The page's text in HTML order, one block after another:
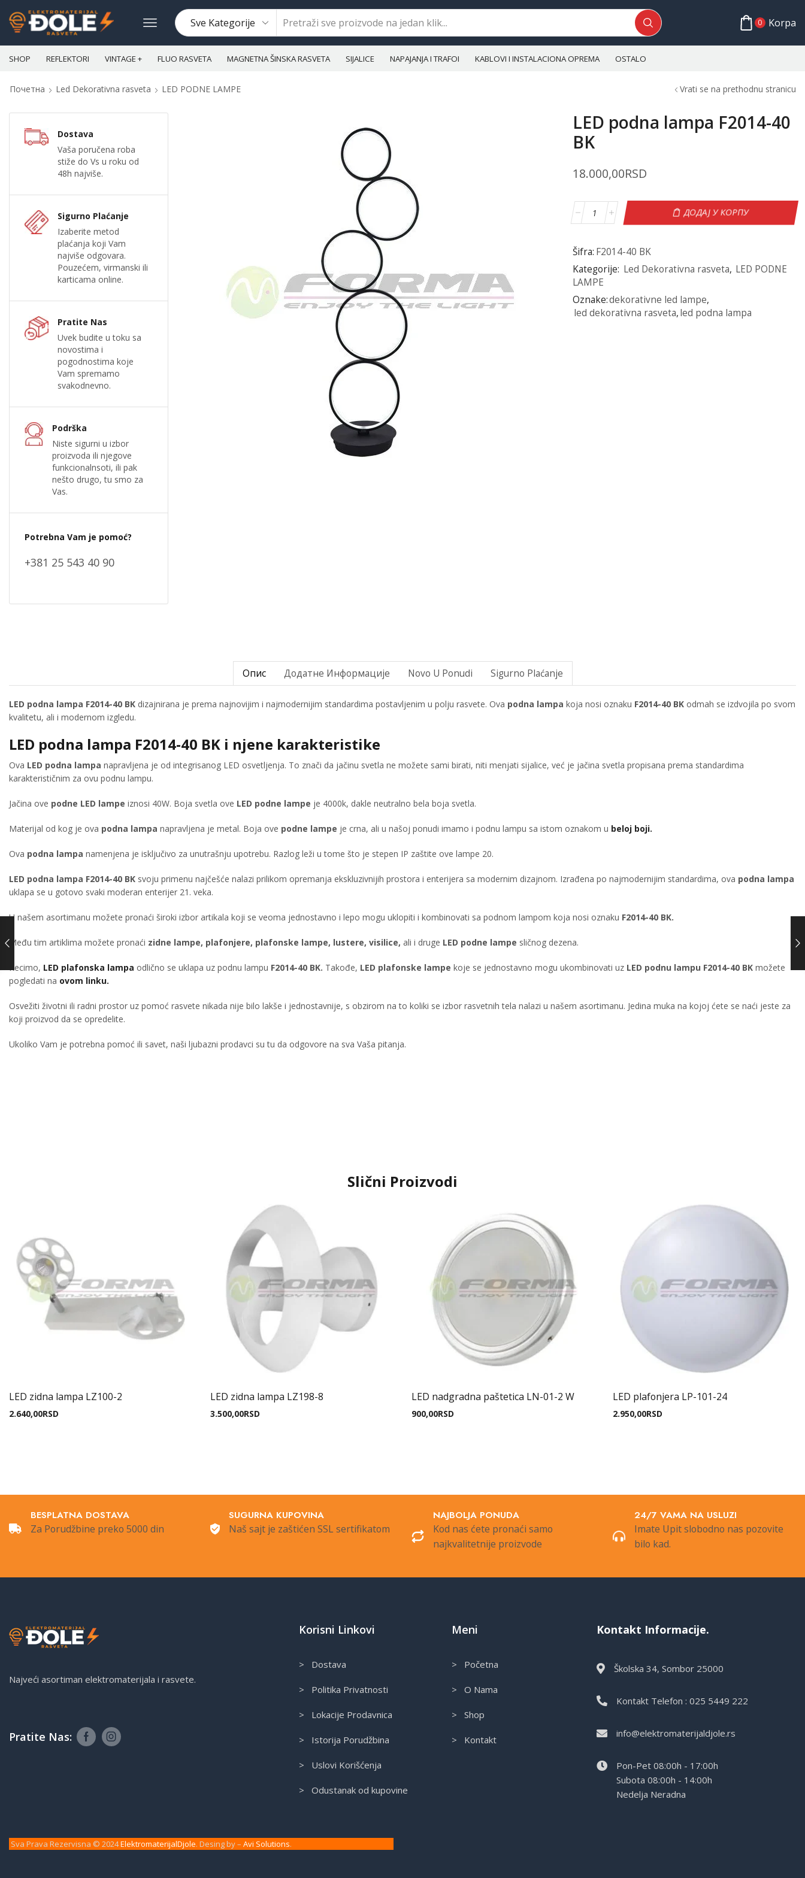
0 Korpa
SHOP REFLEKTORI VINTAGE + FLUO RASVETA MAGNETNA ŠINSKA RASVETA SIJALICE NAPAJANJA I TRAFOI KABLOVI I INSTALACIONA OPREMA OSTALO
Почетна Led Dekorativna rasveta LED PODNE LAMPE Vrati se na prethodnu stranicu
Dostava
Vaša poručena roba
stiže do Vs u roku od
48h najviše.
Sigurno Plaćanje
Izaberite metod
plaćanja koji Vam
najviše odgovara.
Pouzećem, virmanski ili
karticama online.
Pratite Nas
Uvek budite u toku sa
novostima i
pogodnostima koje
Vam spremamo
svakodnevno.
Podrška
Niste sigurni u izbor
proizvoda ili njegove
funkcionalnsoti, ili pak
nešto drugo, tu smo za
Vas.
Potrebna Vam je pomoć?
+381 25 543 40 90
LED podna lampa F2014-40
BK
18.000,00RSD
ДОДАЈ У КОРПУ
Šifra: F2014-40 BK
Kategorije: Led Dekorativna rasveta, LED PODNE
LAMPE
Oznake:dekorativne led lampe,
led dekorativna rasveta,led podna lampa
Опис Додатне Информације Novo U Ponudi Sigurno Plaćanje
LED podna lampa F2014-40 BK dizajnirana je prema najnovijim i najmodernijim standardima postavljenim u polju rasvete. Ova podna lampa koja nosi oznaku F2014-40 BK odmah se izdvojila po svom
kvalitetu, ali i modernom izgledu.
LED podna lampa F2014-40 BK i njene karakteristike
Ova LED podna lampa napravljena je od integrisanog LED osvetljenja. To znači da jačinu svetla ne možete sami birati, niti menjati sijalice, već je jačina svetla propisana prema standardima
karakterističnim za ovu podnu lampu.
Jačina ove podne LED lampe iznosi 40W. Boja svetla ove LED podne lampe je 4000k, dakle neutralno bela boja svetla.
Materijal od kog je ova podna lampa napravljena je metal. Boja ove podne lampe je crna, ali u našoj ponudi imamo i podnu lampu sa istom oznakom u beloj boji.
Ova podna lampa namenjena je isključivo za unutrašnju upotrebu. Razlog leži u tome što je stepen IP zaštite ove lampe 20.
LED podna lampa F2014-40 BK svoju primenu najčešće nalazi prilikom opremanja ekskluzivnijih prostora i enterijera sa modernim dizajnom. Izrađena po najmodernijim standardima, ova podna lampa
uklapa se u gotovo svaki moderan enterijer 21. veka.
U našem asortimanu možete pronaći široki izbor artikala koji se veoma jednostavno i lepo mogu uklopiti i kombinovati sa podnom lampom koja nosi oznaku F2014-40 BK.
Među tim artiklima možete pronaći zidne lampe, plafonjere, plafonske lampe, lustere, visilice, ali i druge LED podne lampe sličnog dezena.
Recimo, LED plafonska lampa odlično se uklapa uz podnu lampu F2014-40 BK. Takođe, LED plafonske lampe koje se jednostavno mogu ukombinovati uz LED podnu lampu F2014-40 BK možete
pogledati na ovom linku.
Osvežiti životni ili radni prostor uz pomoć rasvete nikada nije bilo lakše i jednostavnije, s obzirom na to koliki se izbor rasvetnih tela nalazi u našem asortimanu. Jedina muka na kojoj ćete se naći jeste za
koji proizvod da se opredelite.
Ukoliko Vam je potrebna pomoć ili savet, naši ljubazni prodavci su tu da odgovore na sva Vaša pitanja.
Slični Proizvodi
LED zidna lampa LZ100-2
2.640,00RSD
LED zidna lampa LZ198-8
3.500,00RSD
LED nadgradna paštetica LN-01-2 W
900,00RSD
LED plafonjera LP-101-24
2.950,00RSD
BESPLATNA DOSTAVA
Za Porudžbine preko 5000 din
SUGURNA KUPOVINA
Naš sajt je zaštićen SSL sertifikatom
NAJBOLJA PONUDA
Kod nas ćete pronaći samo
najkvalitetnije proizvode
24/7 VAMA NA USLUZI
Imate Upit slobodno nas pozovite
bilo kad.
Najveći asortiman elektromaterijala i rasvete.
Pratite Nas:
Korisni Linkovi
> Dostava
> Politika Privatnosti
> Lokacije Prodavnica
> Istorija Porudžbina
> Uslovi Korišćenja
> Odustanak od kupovine
Meni
> Početna
> O Nama
> Shop
> Kontakt
Kontakt Informacije.
Školska 34, Sombor 25000
Kontakt Telefon : 025 5449 222
info@elektromaterijaldjole.rs
Pon-Pet 08:00h - 17:00h
Subota 08:00h - 14:00h
Nedelja Neradna
Sva Prava Rezervisna © 2024ElektromaterijalDjole. Desing by – Avi Solutions.